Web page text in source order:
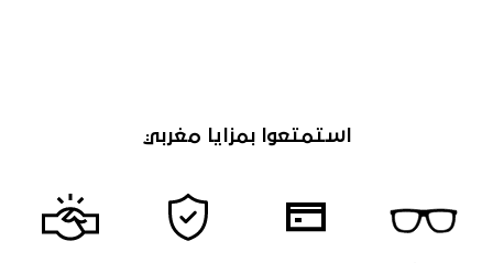
استمتعوا بمزايا مغربي